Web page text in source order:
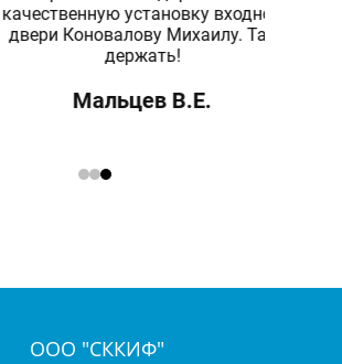
установку входной
Коновалову Михаилу. Так
держать!
Мальцев В.Е.
ООО "СККИФ"